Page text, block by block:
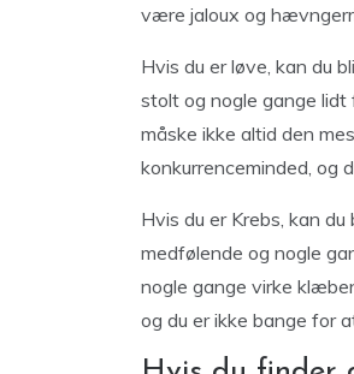
være jaloux og
Hvis du er løve, kan du
stolt og nogle gange
måske ikke altid den
konkurrenceminded, og
Hvis du er Krebs, kan
medfølende og nogle
nogle gange virke
og du er ikke bange for